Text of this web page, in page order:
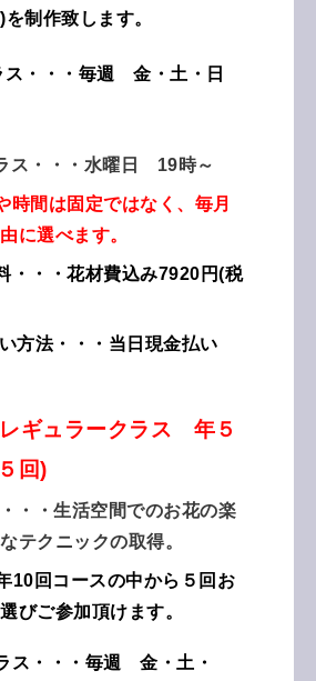
制作致します。
・・毎週 金・土・日
ス・・・水曜日 19時～
時間は固定ではなく、毎月
に選べます。
・・・花材費込み7920円(税
法・・・当日現金払い
ギュラークラス 年５
回)
・・生活空間でのお花の楽
なテクニックの取得。
10回コースの中から５回お
びご参加頂けます。
ス・・・毎週 金・土・